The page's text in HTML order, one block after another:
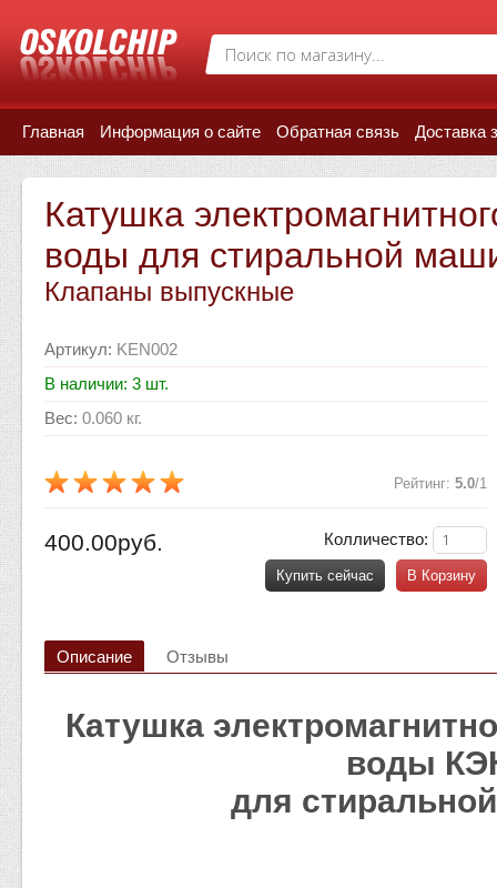
Главная Информация о сайте Обратная связь Доставка
Катушка
воды для стиральной
Клапаны выпускные
Артикул: KEN002
В наличии: 3 шт.
Вес: 0.060 кг.
Рейтинг: 5.0/1
Колличество:
В Корзину
Купить сейчас
400.00руб.
Описание Отзывы
Катушка
воды
для